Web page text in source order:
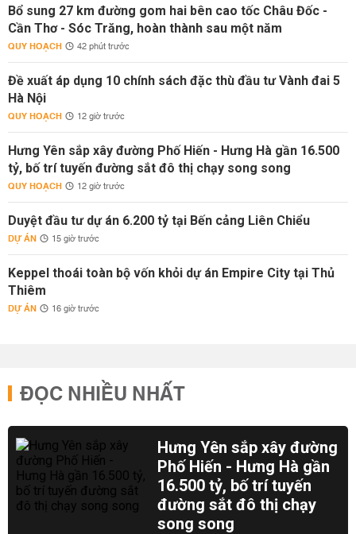
Bổ sung 27 km đường gom hai bên cao tốc Châu Đốc -
Cần Thơ - Sóc Trăng, hoàn thành sau một năm
QUY HOẠCH 42 phút trước
Đề xuất áp dụng 10 chính sách đặc thù đầu tư Vành đai 5
Hà Nội
QUY HOẠCH 12 giờ trước
Hưng Yên sắp xây đường Phố Hiến - Hưng Hà gần 16.500
tỷ, bố trí tuyến đường sắt đô thị chạy song song
QUY HOẠCH 12 giờ trước
Duyệt đầu tư dự án 6.200 tỷ tại Bến cảng Liên Chiểu
DỰ ÁN 15 giờ trước
Keppel thoái toàn bộ vốn khỏi dự án Empire City tại Thủ
Thiêm
DỰ ÁN 16 giờ trước
ĐỌC NHIỀU NHẤT
Hưng Yên sắp xây đường
Phố Hiến - Hưng Hà gần
16.500 tỷ, bố trí tuyến
đường sắt đô thị chạy
song song